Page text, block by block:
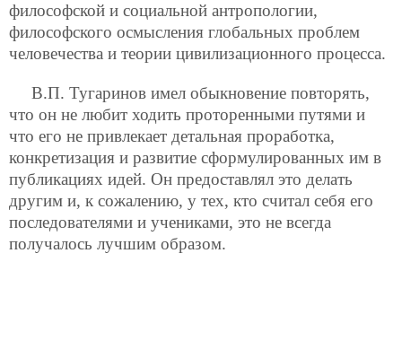
философской и социальной антропологии,
философского осмысления глобальных проблем
человечества и теории цивилизационного процесса.
В.П. Тугаринов имел обыкновение повторять,
что он не любит ходить проторенными путями и
что его не привлекает детальная проработка,
конкретизация и развитие сформулированных им в
публикациях идей. Он предоставлял это делать
другим и, к сожалению, у тех, кто считал себя его
последователями и учениками, это не всегда
получалось лучшим образом.